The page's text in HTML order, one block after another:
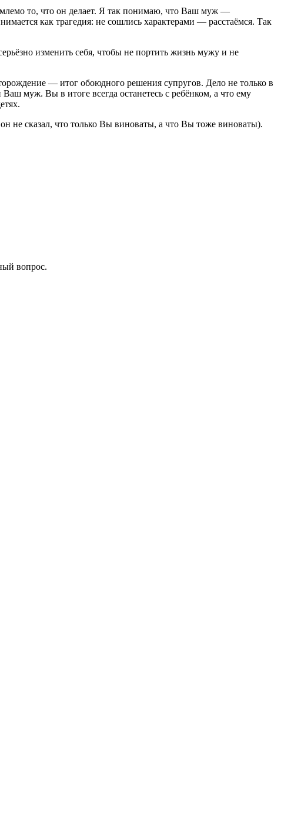
то, что он делает. Я так понимаю, что Ваш муж —
как трагедия: не сошлись характерами — расстаёмся. Так
изменить себя, чтобы не портить жизнь мужу и не
— итог обоюдного решения супругов. Дело не только в
муж. Вы в итоге всегда останетесь с ребёнком, а что ему
не сказал, что только Вы виноваты, а что Вы тоже виноваты).
вопрос.